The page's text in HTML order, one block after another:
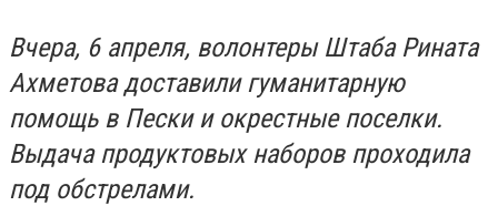
Вчера, 6 апреля, волонтеры Штаба Рината
Ахметова доставили гуманитарную
помощь в Пески и окрестные поселки.
Выдача продуктовых наборов проходила
под обстрелами.